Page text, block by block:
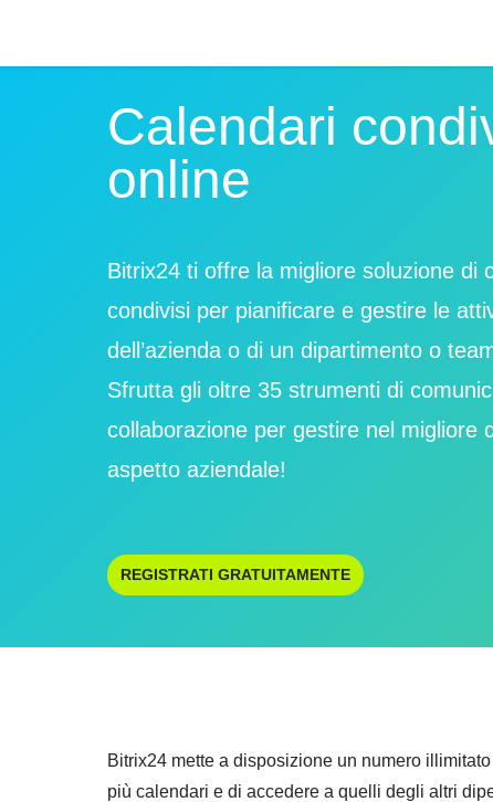
Calendari
online
Bitrix24 ti offre la migliore soluzione di
condivisi per pianificare e gestire le
dell’azienda o di un dipartimento o
Sfrutta gli oltre 35 strumenti di
collaborazione per gestire nel migliore
aspetto aziendale!
REGISTRATI GRATUITAMENTE
Bitrix24 mette a disposizione un numero
più calendari e di accedere a quelli degli altri